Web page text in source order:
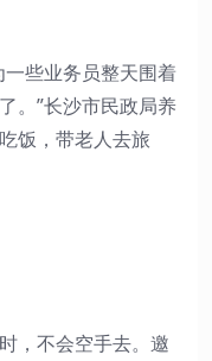
些业务员整天围着
。”长沙市民政局养
饭，带老人去旅
，不会空手去。邀